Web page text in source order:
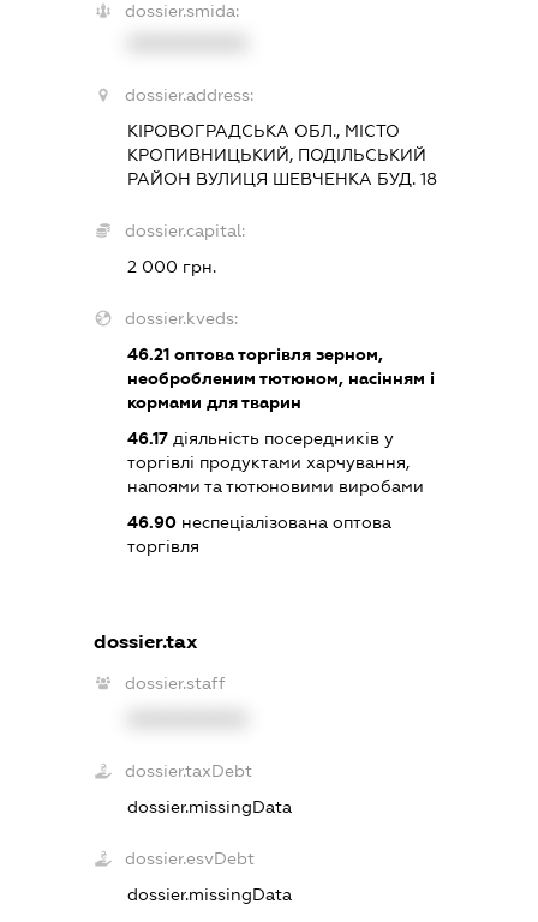
dossier.smida:
dossier.address:
КІРОВОГРАДСЬКА ОБЛ., МІСТО
КРОПИВНИЦЬКИЙ, ПОДІЛЬСЬКИЙ
РАЙОН ВУЛИЦЯ ШЕВЧЕНКА БУД. 18
dossier.capital:
2 000 грн.
dossier.kveds:
46.21 оптова торгівля зерном,
необробленим тютюном, насінням і
кормами для тварин
46.17 діяльність посередників у
торгівлі продуктами харчування,
напоями та тютюновими виробами
46.90 неспеціалізована оптова
торгівля
dossier.tax
dossier.staff
dossier.taxDebt
dossier.missingData
dossier.esvDebt
dossier.missingData